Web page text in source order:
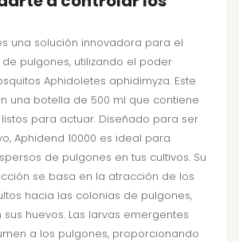
una solución innovadora para el
pulgones, utilizando el poder
Aphidoletes aphidimyza. Este
una botella de 500 ml que contiene
listos para actuar. Diseñado para ser
Aphidend 10000 es ideal para
de pulgones en tus cultivos. Su
se basa en la atracción de los
hacia las colonias de pulgones,
huevos. Las larvas emergentes
a los pulgones, proporcionando